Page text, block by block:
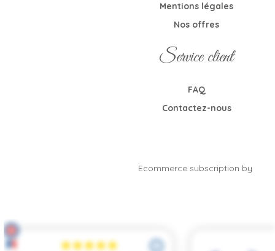
Mentions légales
Nos offres
Service client
FAQ
Contactez-nous
Ecommerce subscription by